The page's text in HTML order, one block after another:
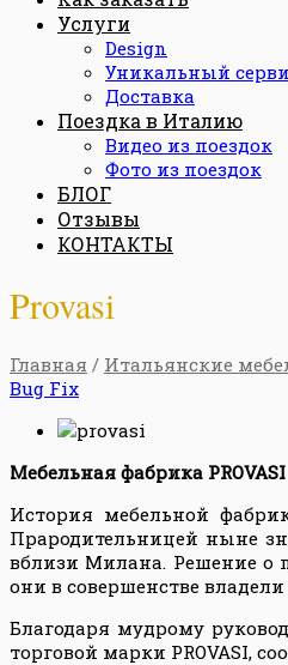
Услуги
Design
Уникальный
Доставка
Поездка в Италию
Видео из поездок
Фото из поездок
БЛОГ
Отзывы
КОНТАКТЫ
Provasi
Главная / Итальянские
Bug Fix
Мебельная фабрика PROVASI
История мебельной
Прародительницей ныне
вблизи Милана. Решение о
они в совершенстве
Благодаря мудрому
торговой марки PROVASI,